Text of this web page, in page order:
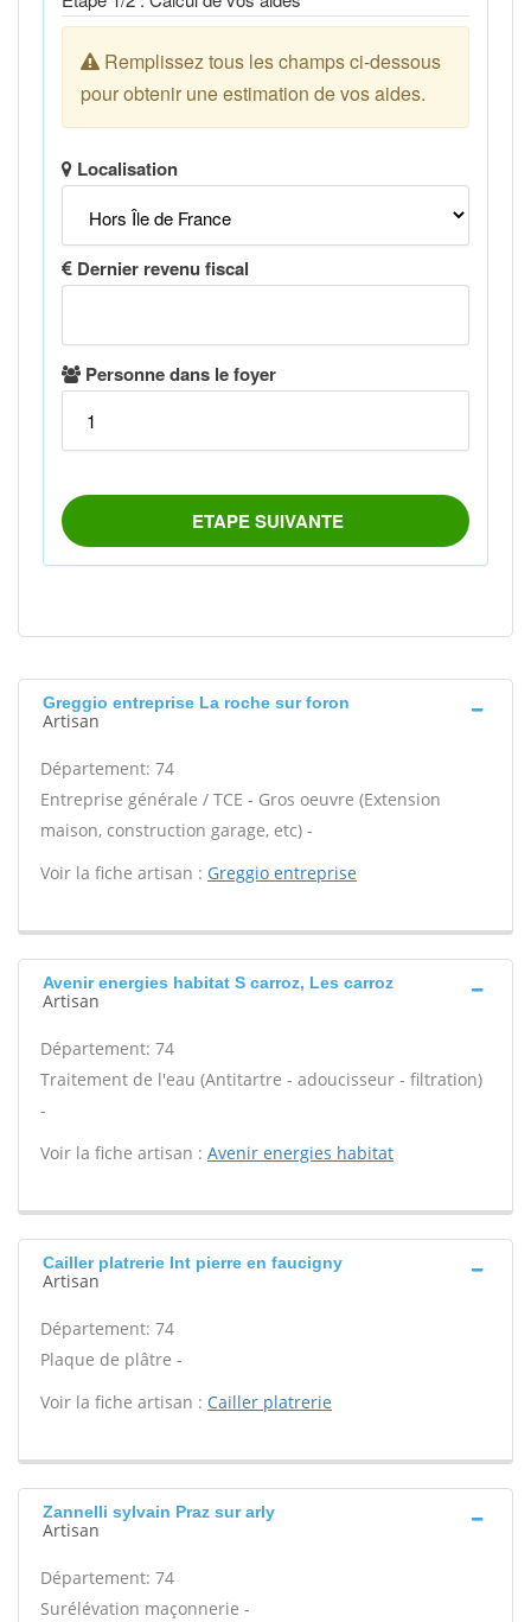
Greggio entreprise La roche sur foron
Artisan
Département: 74
Entreprise générale / TCE - Gros oeuvre (Extension
maison, construction garage, etc) -
Voir la fiche artisan : Greggio entreprise
Avenir energies habitat S carroz, Les carroz
Artisan
Département: 74
Traitement de l'eau (Antitartre - adoucisseur - filtration)
-
Voir la fiche artisan : Avenir energies habitat
Cailler platrerie Int pierre en faucigny
Artisan
Département: 74
Plaque de plâtre -
Voir la fiche artisan : Cailler platrerie
Zannelli sylvain Praz sur arly
Artisan
Département: 74
Surélévation maçonnerie -